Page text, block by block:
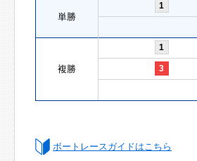
単勝
1
複勝
1
3
ボートレースガイドはこちら